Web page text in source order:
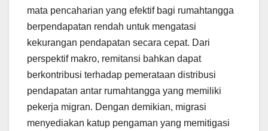
mata pencaharian yang efektif bagi rumahtangga
berpendapatan rendah untuk mengatasi
kekurangan pendapatan secara cepat. Dari
perspektif makro, remitansi bahkan dapat
berkontribusi terhadap pemerataan distribusi
pendapatan antar rumahtangga yang memiliki
pekerja migran. Dengan demikian, migrasi
menyediakan katup pengaman yang memitigasi